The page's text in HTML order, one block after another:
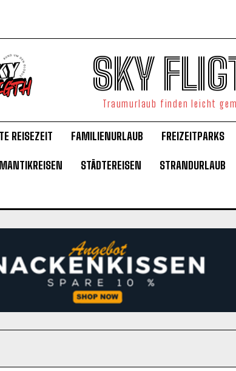
SKY
Traumurlaub finden leicht
REISEZEIT FAMILIENURLAUB FREIZEITPARKS
STÄDTEREISEN STRANDURLAUB